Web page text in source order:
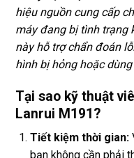
hiệu nguồn cung cấp
máy đang bị tình trạng
này hỗ trợ chẩn đoán
hình bị hỏng hoặc
Tại sao kỹ thuật
Lanrui M191?
Tiết kiệm thời gian:
bạn không cần phải